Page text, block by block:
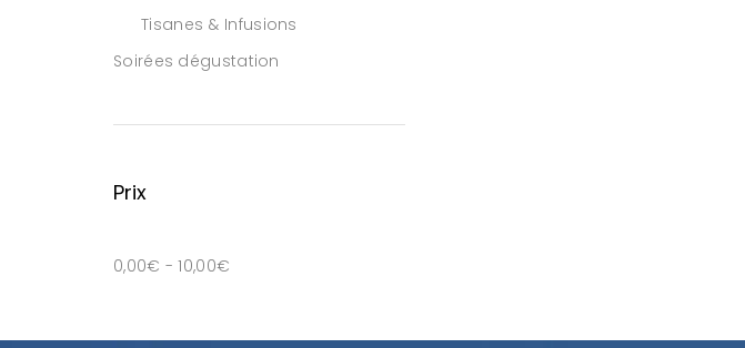
Tisanes & Infusions
Soirées dégustation
Prix
0,00€ -10,00€